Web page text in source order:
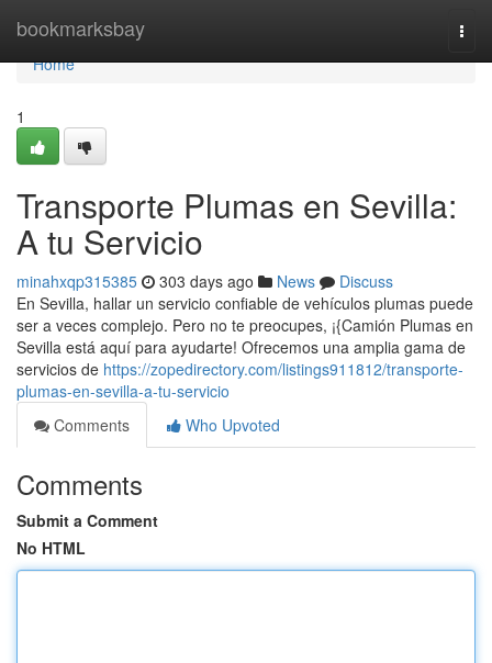
bookmarksbay
Home
Home
1
Transporte Plumas en Sevilla:
A tu Servicio
minahxqp315385 303 days ago News
Discuss
En Sevilla, hallar un servicio confiable de vehículos plumas puede
ser a veces complejo. Pero no te preocupes, ¡{Camión Plumas en
Sevilla está aquí para ayudarte! Ofrecemos una amplia gama de
servicios de https://zopedirectory.com/listings911812/transporte-
plumas-en-sevilla-a-tu-servicio
Comments
Who Upvoted
Comments
Submit a Comment
No HTML